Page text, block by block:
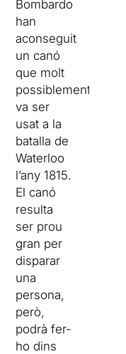
Bombardo
han
aconseguit
un canó
que molt
possiblement
va ser
usat a la
batalla de
Waterloo
l’any 1815.
El canó
resulta
ser prou
gran per
disparar
una
persona,
però,
podrà fer-
ho dins